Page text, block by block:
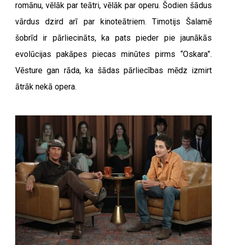
romānu, vēlāk par teātri, vēlāk par operu. Šodien šādus
vārdus dzird arī par kinoteātriem. Timotijs Šalamē
šobrīd ir pārliecināts, ka pats pieder pie jaunākās
evolūcijas pakāpes piecas minūtes pirms “Oskara”.
Vēsture gan rāda, ka šādas pārliecības mēdz izmirt
ātrāk nekā opera.